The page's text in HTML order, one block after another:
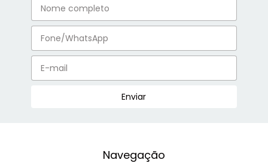
Navegação